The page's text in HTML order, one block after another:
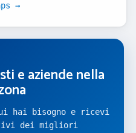
→
e aziende nella
hai bisogno e ricevi
dei migliori